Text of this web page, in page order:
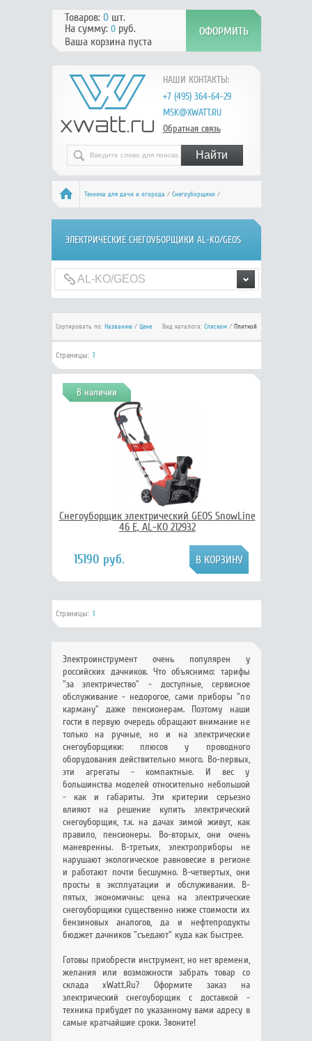
НАШИ КОНТАКТЫ:
+7 (495) 364-64-29
MSK@XWATT.RU
Обратная связь
Товаров: 0шт.
На сумму: 0руб.
Ваша корзина пуста
Техника для дачи и огорода / Снегоуборщики/
Электрические снегоуборщики/ AL-KO/GEOS
ЭЛЕКТРИЧЕСКИЕ СНЕГОУБОРЩИКИ AL-KO/GEOS
Сортировать по: Названию/ Цене Вид каталога: Списком/ Плиткой
Страницы: 1
В наличии
Снегоуборщик электрический GEOS SnowLine
46 E, AL-KO 212932
15190 руб.
Страницы: 1
Электроинструмент очень популярен у
российских дачников. Что объяснимо: тарифы
"за электричество" - доступные, сервисное
обслуживание - недорогое, сами приборы "по
карману" даже пенсионерам. Поэтому наши
гости в первую очередь обращают внимание не
только на ручные, но и на электрические
снегоуборщики: плюсов у проводного
оборудования действительно много. Во-первых,
эти агрегаты - компактные. И вес у
большинства моделей относительно небольшой
- как и габариты. Эти критерии серьезно
влияют на решение купить электрический
снегоуборщик, т.к. на дачах зимой живут, как
правило, пенсионеры. Во-вторых, они очень
маневренны. В-третьих, электроприборы не
нарушают экологическое равновесие в регионе
и работают почти бесшумно. В-четвертых, они
просты в эксплуатации и обслуживании. В-
пятых, экономичны: цена на электрические
снегоуборщики существенно ниже стоимости их
бензиновых аналогов, да и нефтепродукты
бюджет дачников "съедают" куда как быстрее.
Готовы приобрести инструмент, но нет времени,
желания или возможности забрать товар со
склада xWatt.Ru? Оформите заказ на
электрический снегоуборщик с доставкой -
техника прибудет по указанному вами адресу в
самые кратчайшие сроки. Звоните!